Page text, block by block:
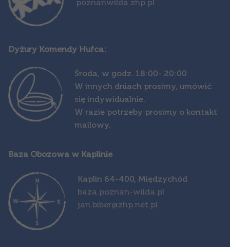
poznanwilda.zhp.pl
Dyżury Komendy Hufca:
Środa, w godz. 18:00- 20:00
W innych dniach prosimy, umówić
się indywidualnie.
W razie potrzeby prosimy o kontakt
mailowy.
Baza Obozowa w Kaplinie
Kaplin 64-400, Międzychód
baza.poznan-wilda.pl
jan.biber@zhp.net.pl